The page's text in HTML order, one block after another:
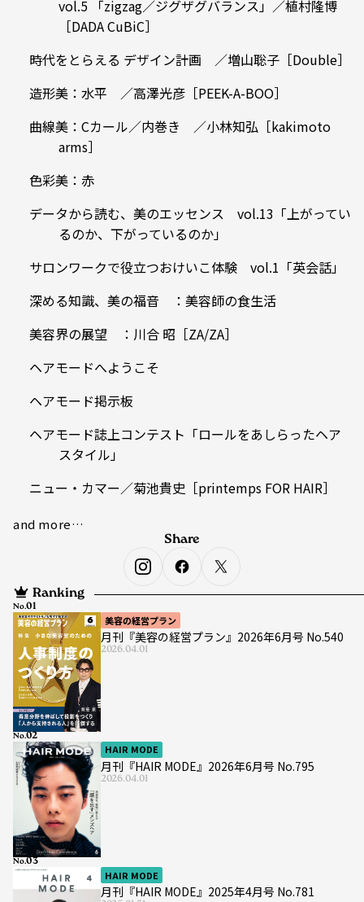
vol.5 「zigzag／ジグザグバランス」／植村隆博
［DADA CuBiC］
時代をとらえる デザイン計画 ／増山聡子［Double］
造形美：水平 ／高澤光彦［PEEK-A-BOO］
曲線美：Cカール／内巻き ／小林知弘［kakimoto
arms］
色彩美：赤
データから読む、美のエッセンス vol.13「上がってい
るのか、下がっているのか」
サロンワークで役立つおけいこ体験 vol.1「英会話」
深める知識、美の福音 ：美容師の食生活
美容界の展望 ：川合 昭［ZA/ZA］
ヘアモードへようこそ
ヘアモード掲示板
ヘアモード誌上コンテスト「ロールをあしらったヘア
スタイル」
ニュー・カマー／菊池貴史［printemps FOR HAIR］
and more…
Ranking
美容の経営プラン
月刊『美容の経営プラン』2026年6月号 No.540
2026.04.01
No.
HAIR MODE
月刊『HAIR MODE』2026年6月号 No.795
2026.04.01
No.
HAIR MODE
月刊『HAIR MODE』2025年4月号 No.781
No.
Share